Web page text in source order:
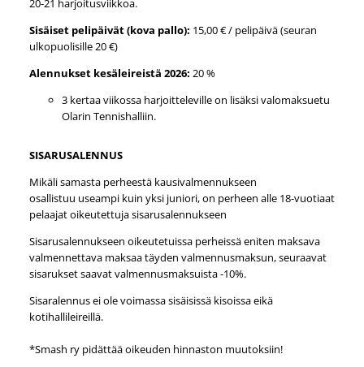
20-21 harjoitusviikkoa.
Sisäiset pelipäivät (kova pallo): 15,00 € / pelipäivä (seuran
ulkopuolisille 20 €)
Alennukset kesäleireistä 2026: 20 %
3 kertaa viikossa harjoitteleville on lisäksi valomaksuetu
Olarin Tennishalliin.
SISARUSALENNUS
Mikäli samasta perheestä kausivalmennukseen
osallistuu useampi kuin yksi juniori, on perheen alle 18-vuotiaat
pelaajat oikeutettuja sisarusalennukseen
Sisarusalennukseen oikeutetuissa perheissä eniten maksava
valmennettava maksaa täyden valmennusmaksun, seuraavat
sisarukset saavat valmennusmaksuista -10%.
Sisaralennus ei ole voimassa sisäisissä kisoissa eikä
kotihallileireillä.
*Smash ry pidättää oikeuden hinnaston muutoksiin!